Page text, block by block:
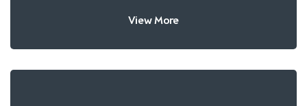
View More